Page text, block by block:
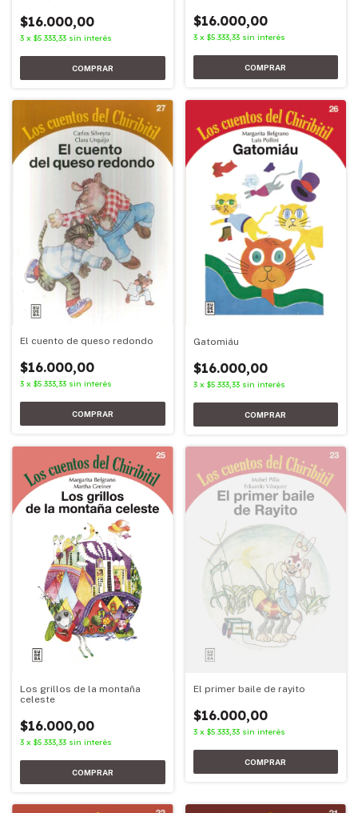
$16.000,00
3 x $5.333,33 sin interés
$16.000,00
3 x $5.333,33 sin interés
El cuento de queso redondo
$16.000,00
3 x $5.333,33 sin interés
Gatomiáu
$16.000,00
3 x $5.333,33 sin interés
Los grillos de la montaña
celeste
$16.000,00
3 x $5.333,33 sin interés
El primer baile de rayito
$16.000,00
3 x $5.333,33 sin interés